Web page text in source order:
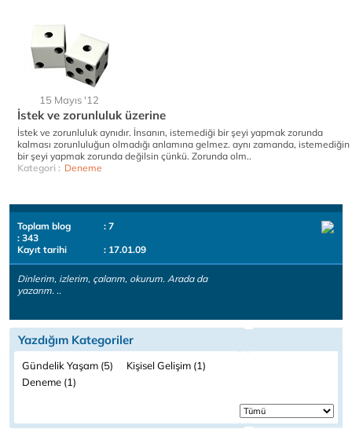
15 Mayıs '12
İstek ve zorunluluk üzerine
İstek ve zorunluluk aynıdır. İnsanın, istemediği bir şeyi yapmak zorunda
kalması zorunluluğun olmadığı anlamına gelmez. aynı zamanda, istemediğin
bir şeyi yapmak zorunda değilsin çünkü. Zorunda olm..
Kategori : Deneme
Toplam blog
: 7
: 343
Kayıt tarihi
: 17.01.09
Dinlerim, izlerim, çalarım, okurum. Arada da
yazarım. ..
Yazdığım Kategoriler
Gündelik Yaşam (5)
Kişisel Gelişim (1)
Deneme (1)